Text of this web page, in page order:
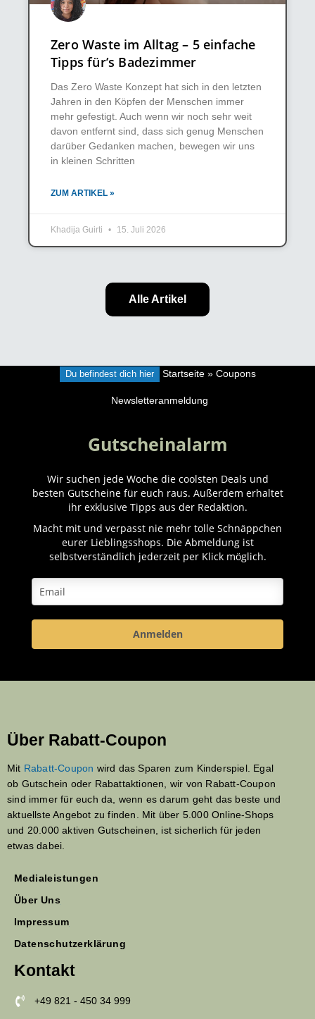
Zero Waste im Alltag – 5 einfache
Tipps für’s Badezimmer
Das Zero Waste Konzept hat sich in den letzten
Jahren in den Köpfen der Menschen immer
mehr gefestigt. Auch wenn wir noch sehr weit
davon entfernt sind, dass sich genug Menschen
darüber Gedanken machen, bewegen wir uns
in kleinen Schritten
ZUM ARTIKEL »
Khadija Guirti 15. Juli 2026
Alle Artikel
Du befindest dich hier Startseite» Coupons
Newsletteranmeldung
Gutscheinalarm
Wir suchen jede Woche die coolsten Deals und
besten Gutscheine für euch raus. Außerdem erhaltet
ihr exklusive Tipps aus der Redaktion.
Macht mit und verpasst nie mehr tolle Schnäppchen
eurer Lieblingsshops. Die Abmeldung ist
selbstverständlich jederzeit per Klick möglich.
Anmelden
Über Rabatt-Coupon
Mit Rabatt-Coupon wird das Sparen zum Kinderspiel. Egal
ob Gutschein oder Rabattaktionen, wir von Rabatt-Coupon
sind immer für euch da, wenn es darum geht das beste und
aktuellste Angebot zu finden. Mit über 5.000 Online-Shops
und 20.000 aktiven Gutscheinen, ist sicherlich für jeden
etwas dabei.
Medialeistungen
Über Uns
Impressum
Datenschutzerklärung
Kontakt
+49 821 - 450 34 999